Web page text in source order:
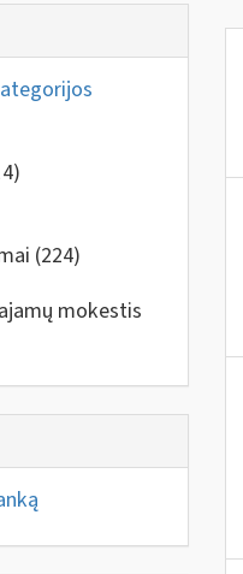
(224)
mokestis